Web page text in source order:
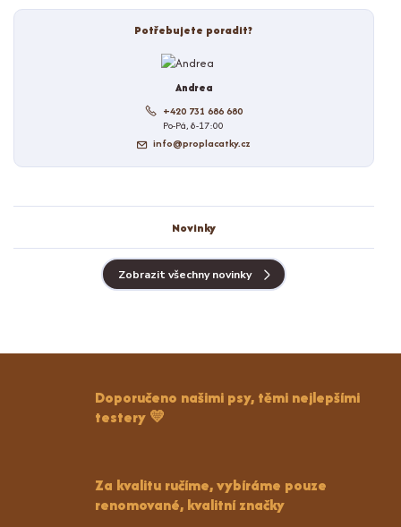
Potřebujete poradit?
Andrea
+420 731 686 680
Po-Pá, 8-17:00
info@proplacatky.cz
Novinky
Zobrazit všechny novinky
Doporučeno našimi psy, těmi nejlepšími
testery 💛
Za kvalitu ručíme, vybíráme pouze
renomované, kvalitní značky